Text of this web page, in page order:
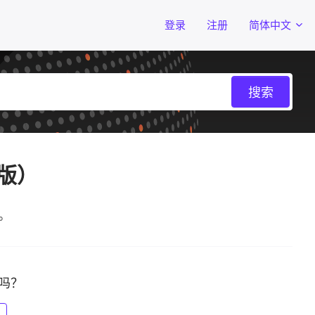
登录 注册 简体中文
？